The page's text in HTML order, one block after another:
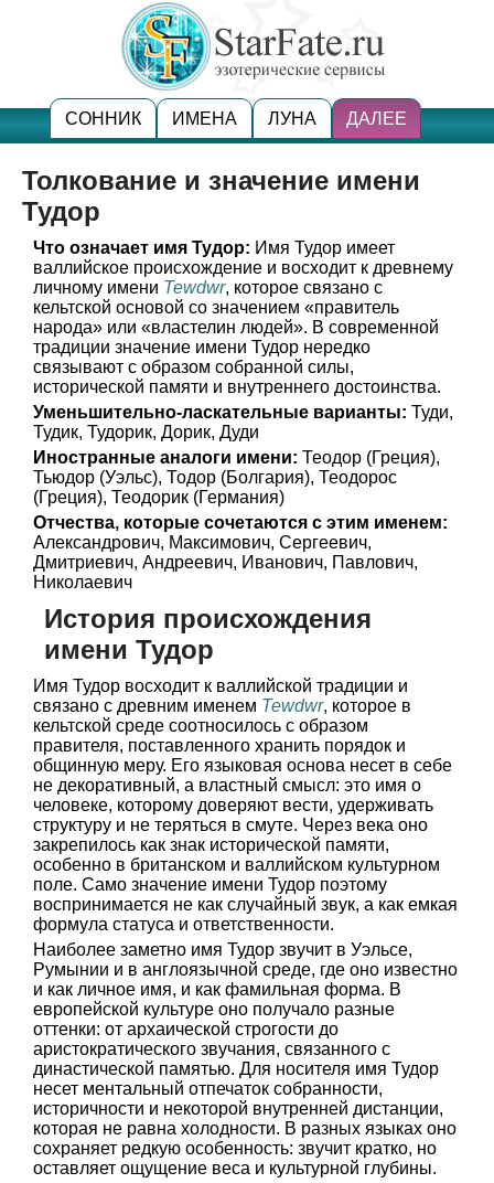
СОННИК ИМЕНА ЛУНА ДАЛЕЕ
Толкование и значение имени
Тудор
Что означает имя Тудор: Имя Тудор имеет
валлийское происхождение и восходит к древнему
личному имени Tewdwr, которое связано с
кельтской основой со значением «правитель
народа» или «властелин людей». В современной
традиции значение имени Тудор нередко
связывают с образом собранной силы,
исторической памяти и внутреннего достоинства.
Уменьшительно-ласкательные варианты: Туди,
Тудик, Тудорик, Дорик, Дуди
Иностранные аналоги имени: Теодор (Греция),
Тьюдор (Уэльс), Тодор (Болгария), Теодорос
(Греция), Теодорик (Германия)
Отчества, которые сочетаются с этим именем:
Александрович, Максимович, Сергеевич,
Дмитриевич, Андреевич, Иванович, Павлович,
Николаевич
История происхождения
имени Тудор
Имя Тудор восходит к валлийской традиции и
связано с древним именем Tewdwr, которое в
кельтской среде соотносилось с образом
правителя, поставленного хранить порядок и
общинную меру. Его языковая основа несет в себе
не декоративный, а властный смысл: это имя о
человеке, которому доверяют вести, удерживать
структуру и не теряться в смуте. Через века оно
закрепилось как знак исторической памяти,
особенно в британском и валлийском культурном
поле. Само значение имени Тудор поэтому
воспринимается не как случайный звук, а как емкая
формула статуса и ответственности.
Наиболее заметно имя Тудор звучит в Уэльсе,
Румынии и в англоязычной среде, где оно известно
и как личное имя, и как фамильная форма. В
европейской культуре оно получало разные
оттенки: от архаической строгости до
аристократического звучания, связанного с
династической памятью. Для носителя имя Тудор
несет ментальный отпечаток собранности,
историчности и некоторой внутренней дистанции,
которая не равна холодности. В разных языках оно
сохраняет редкую особенность: звучит кратко, но
оставляет ощущение веса и культурной глубины.